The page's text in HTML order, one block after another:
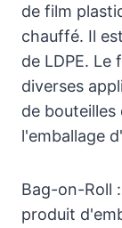
de film
chauffé. Il
de LDPE.
diverses
de
l'emballage
Bag-on-Roll
produit